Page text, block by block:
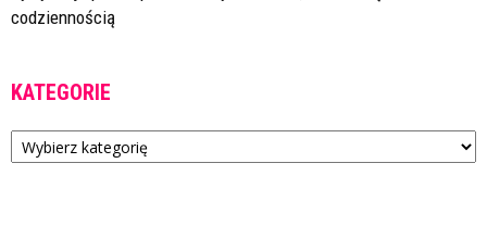
codziennością
KATEGORIE
Kategorie